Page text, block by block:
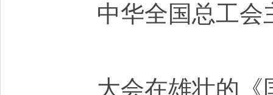
中华全国总工会
大会在雄壮的《